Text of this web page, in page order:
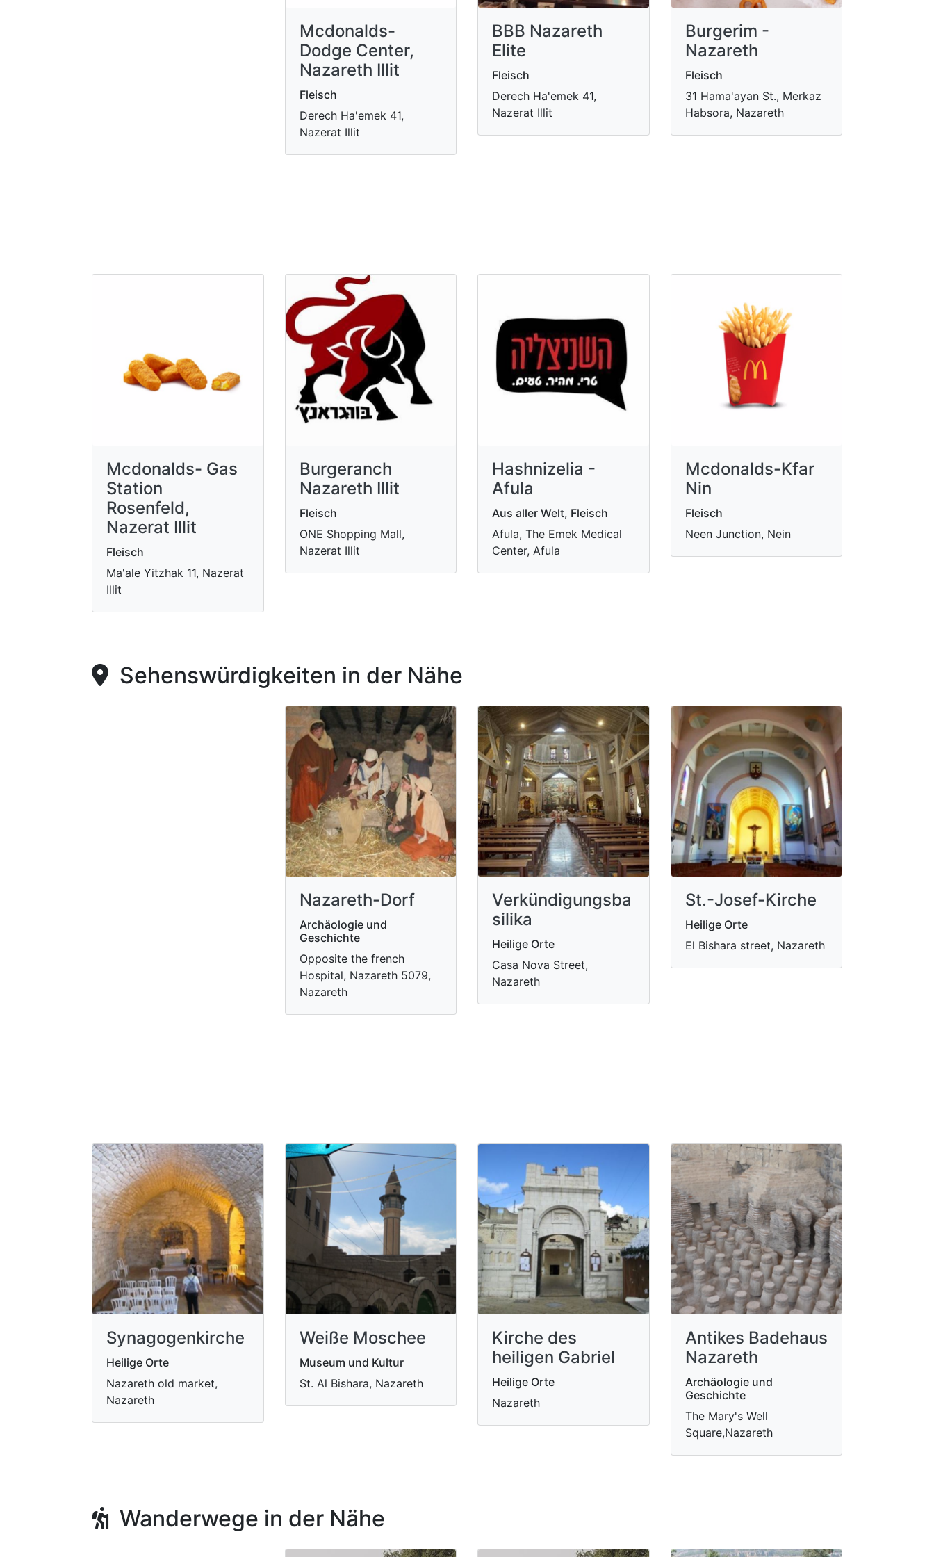
Mcdonalds-
Dodge Center,
Nazareth Illit
Fleisch
Derech Ha'emek 41,
Nazerat Illit
BBB Nazareth
Elite
Fleisch
Derech Ha'emek 41,
Nazerat Illit
Burgerim -
Nazareth
Fleisch
31 Hama'ayan St., Merkaz
Habsora, Nazareth
Mcdonalds- Gas
Station
Rosenfeld,
Nazerat Illit
Fleisch
Ma'ale Yitzhak 11, Nazerat
Illit
Burgeranch
Nazareth Illit
Fleisch
ONE Shopping Mall,
Nazerat Illit
Hashnizelia -
Afula
Aus aller Welt, Fleisch
Afula, The Emek Medical
Center, Afula
Mcdonalds-Kfar
Nin
Fleisch
Neen Junction, Nein
Sehenswürdigkeiten in der Nähe
Nazareth-Dorf
Archäologie und
Geschichte
Opposite the french
Hospital, Nazareth 5079,
Nazareth
Verkündigungsba
silika
Heilige Orte
Casa Nova Street,
Nazareth
St.-Josef-Kirche
Heilige Orte
El Bishara street, Nazareth
Synagogenkirche
Heilige Orte
Nazareth old market,
Nazareth
Weiße Moschee
Museum und Kultur
St. Al Bishara, Nazareth
Kirche des
heiligen Gabriel
Heilige Orte
Nazareth
Antikes Badehaus
Nazareth
Archäologie und
Geschichte
The Mary's Well
Square,Nazareth
Wanderwege in der Nähe